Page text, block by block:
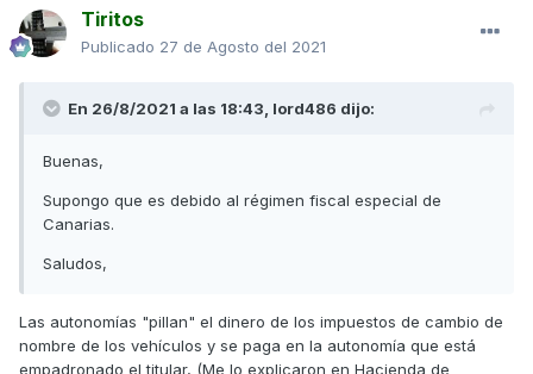
Tiritos
Publicado 27 de Agosto del 2021
En 26/8/2021 a las 18:43, lord486 dijo:
Buenas,
Supongo que es debido al régimen fiscal especial de
Canarias.
Saludos,
Las autonomías "pillan" el dinero de los impuestos de cambio de
nombre de los vehículos y se paga en la autonomía que está
empadronado el titular, (Me lo explicaron en Hacienda de